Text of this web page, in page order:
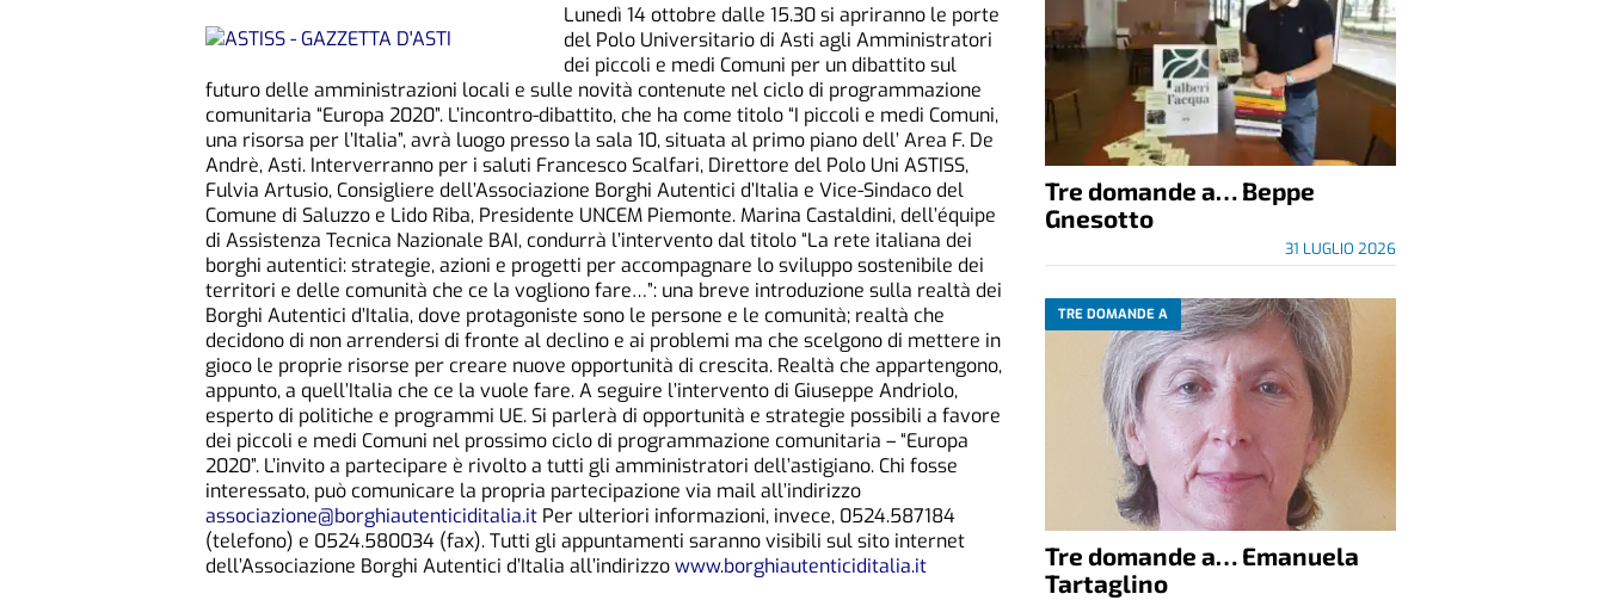
Lunedì 14 ottobre dalle 15.30 si apriranno le porte
del Polo Universitario di Asti agli Amministratori
dei piccoli e medi Comuni per un dibattito sul
futuro delle amministrazioni locali e sulle novità contenute nel ciclo di programmazione
comunitaria “Europa 2020”. L’incontro-dibattito, che ha come titolo “I piccoli e medi Comuni,
una risorsa per l’Italia”, avrà luogo presso la sala 10, situata al primo piano dell’ Area F. De
Andrè, Asti. Interverranno per i saluti Francesco Scalfari, Direttore del Polo Uni ASTISS,
Fulvia Artusio, Consigliere dell’Associazione Borghi Autentici d’Italia e Vice-Sindaco del
Comune di Saluzzo e Lido Riba, Presidente UNCEM Piemonte. Marina Castaldini, dell’équipe
di Assistenza Tecnica Nazionale BAI, condurrà l’intervento dal titolo “La rete italiana dei
borghi autentici: strategie, azioni e progetti per accompagnare lo sviluppo sostenibile dei
territori e delle comunità che ce la vogliono fare…”: una breve introduzione sulla realtà dei
Borghi Autentici d’Italia, dove protagoniste sono le persone e le comunità; realtà che
decidono di non arrendersi di fronte al declino e ai problemi ma che scelgono di mettere in
gioco le proprie risorse per creare nuove opportunità di crescita. Realtà che appartengono,
appunto, a quell’Italia che ce la vuole fare. A seguire l’intervento di Giuseppe Andriolo,
esperto di politiche e programmi UE. Si parlerà di opportunità e strategie possibili a favore
dei piccoli e medi Comuni nel prossimo ciclo di programmazione comunitaria – “Europa
2020”. L’invito a partecipare è rivolto a tutti gli amministratori dell’astigiano. Chi fosse
interessato, può comunicare la propria partecipazione via mail all’indirizzo
associazione@borghiautenticiditalia.it Per ulteriori informazioni, invece, 0524.587184
(telefono) e 0524.580034 (fax). Tutti gli appuntamenti saranno visibili sul sito internet
dell’Associazione Borghi Autentici d’Italia all’indirizzowww.borghiautenticiditalia.it
Tre domande a… Beppe
Gnesotto
31 LUGLIO 2026
TRE DOMANDE A
Tre domande a… Emanuela
Tartaglino